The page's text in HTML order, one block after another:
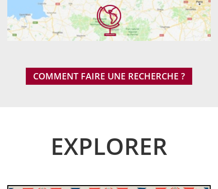
COMMENT FAIRE UNE RECHERCHE ?
EXPLORER